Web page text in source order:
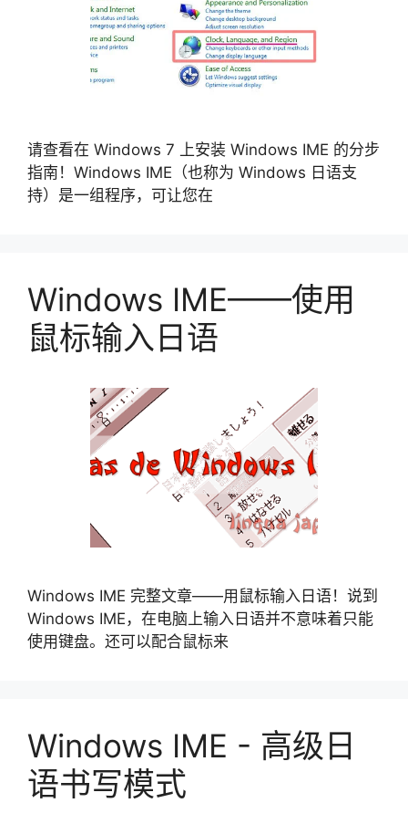
请查看在 Windows 7 上安装 Windows IME 的分步
指南！Windows IME（也称为 Windows 日语支
持）是一组程序，可让您在
Windows IME——使用
鼠标输入日语
Windows IME 完整文章——用鼠标输入日语！说到
Windows IME，在电脑上输入日语并不意味着只能
使用键盘。还可以配合鼠标来
Windows IME - 高级日
语书写模式